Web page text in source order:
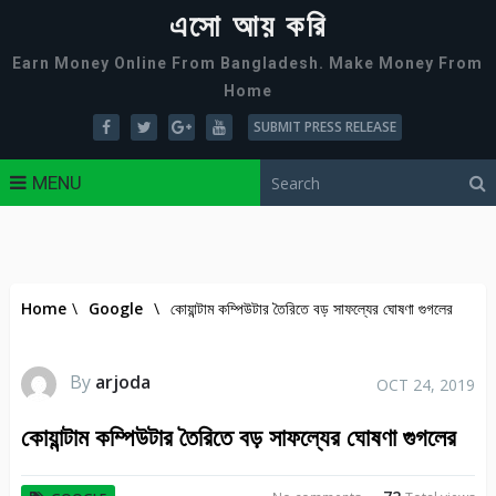
এসো আয় করি
Earn Money Online From Bangladesh. Make Money From
Home
SUBMIT PRESS RELEASE
MENU
Home \ Google \ কোয়ান্টাম কম্পিউটার তৈরিতে বড় সাফল্যের ঘোষণা গুগলের
By arjoda OCT 24, 2019
কোয়ান্টাম কম্পিউটার তৈরিতে বড় সাফল্যের ঘোষণা গুগলের